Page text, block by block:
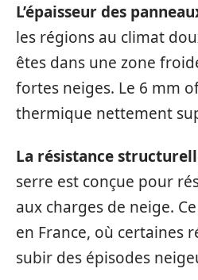
L’épaisseur des
les régions au climat
êtes dans une zone
fortes neiges. Le 6 mm
thermique nettement
La résistance
serre est conçue pour
aux charges de neige.
en France, où certaines
subir des épisodes